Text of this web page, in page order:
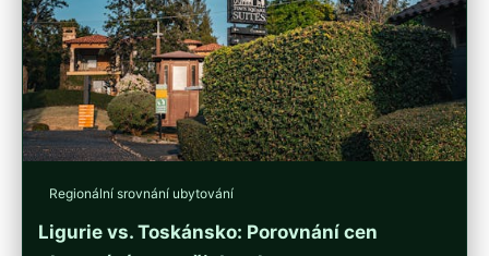
Regionální srovnání ubytování
Ligurie vs. Toskánsko: Porovnání cen